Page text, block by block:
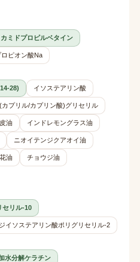
カミドプロピルベタイン
ピオン酸Na
28) イソステアリン酸
(カプリル/カプリン酸)グリセリル
油 インドレモングラス油
ニオイテンジクアオイ油
油 チョウジ油
セリル-10
ジイソステアリン酸ポリグリセリル-2
水分解ケラチン